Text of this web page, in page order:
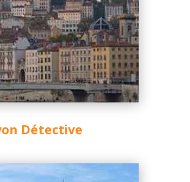
Détective